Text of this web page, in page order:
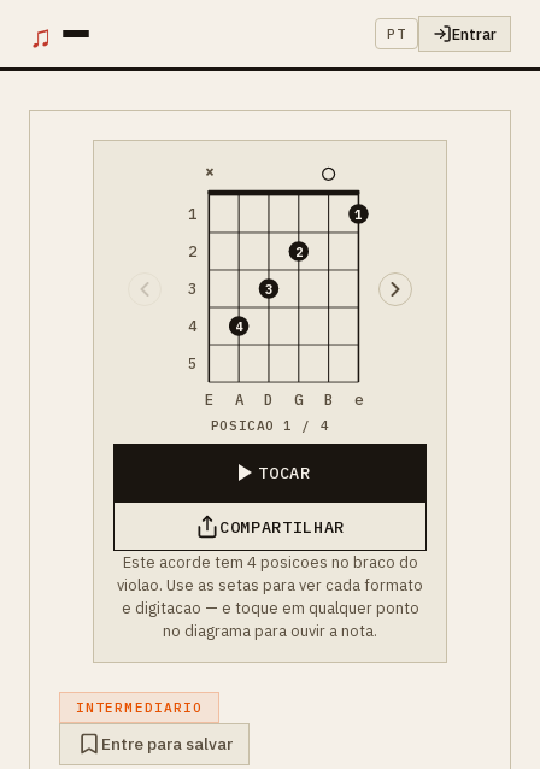
♫ PT Entrar
1
2
3
4
5
×
4
3
2
1
E A D G B e
POSICAO 1 / 4
TOCAR
COMPARTILHAR
Este acorde tem 4 posicoes no braco do
violao. Use as setas para ver cada formato
e digitacao — e toque em qualquer ponto
no diagrama para ouvir a nota.
INTERMEDIARIO
Entre para salvar